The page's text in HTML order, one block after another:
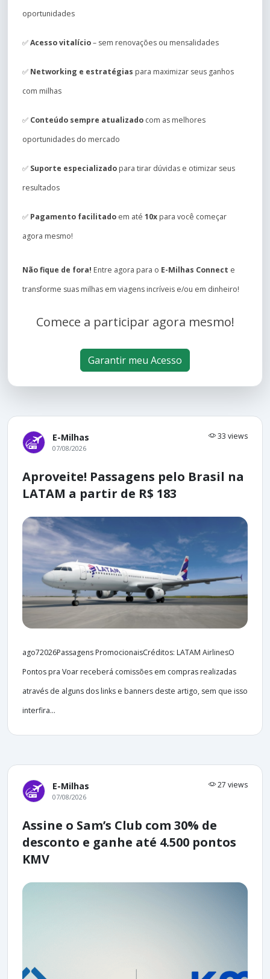
oportunidades
✅Acesso vitalício– sem renovações ou mensalidades
✅ Networking e estratégias para maximizar seus ganhos
com milhas
✅ Conteúdo sempre atualizado com as melhores
oportunidades do mercado
✅ Suporte especializado para tirar dúvidas e otimizar seus
resultados
✅ Pagamento facilitado em até 10x para você começar
agora mesmo!
Não fique de fora! Entre agora para o E-Milhas Connect e
transforme suas milhas em viagens incríveis e/ou em dinheiro!
Comece a participar agora mesmo!
Garantir meu Acesso
E-Milhas 33 views
07/08/2026
Aproveite! Passagens pelo Brasil na
LATAM a partir de R$ 183
ago72026Passagens PromocionaisCréditos: LATAM AirlinesO
Pontos pra Voar receberá comissões em compras realizadas
através de alguns dos links e banners deste artigo, sem que isso
interfira...
E-Milhas 27 views
07/08/2026
Assine o Sam’s Club com 30% de
desconto e ganhe até 4.500 pontos
KMV